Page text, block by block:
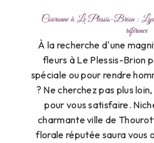
Couronne à Le Plessis-Brion :
référence
À la recherche d'une
fleurs à Le Plessis-Brion
spéciale ou pour rendre
? Ne cherchez pas plus
pour vous satisfaire.
charmante ville de
florale réputée saura vous